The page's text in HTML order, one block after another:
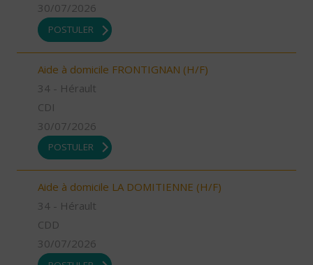
30/07/2026
POSTULER
Aide à domicile FRONTIGNAN (H/F)
34 - Hérault
CDI
30/07/2026
POSTULER
Aide à domicile LA DOMITIENNE (H/F)
34 - Hérault
CDD
30/07/2026